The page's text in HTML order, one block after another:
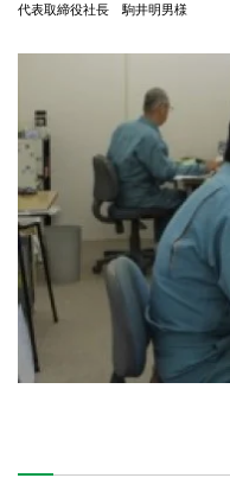
代表取締役社長 駒井明男様